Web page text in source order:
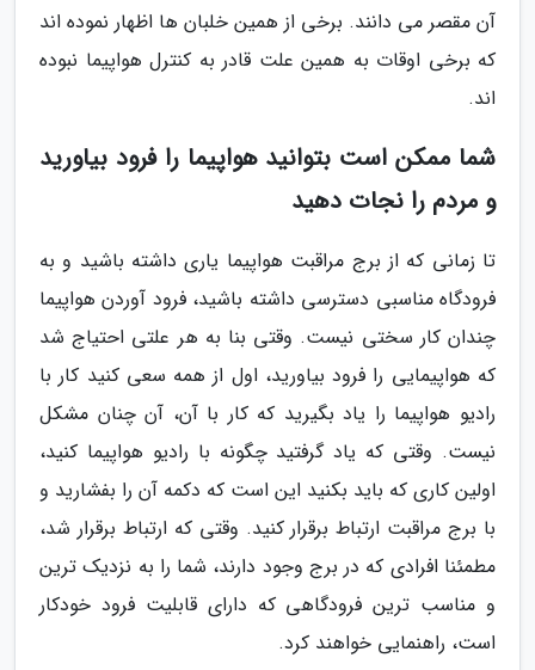
آن مقصر می دانند. برخی از همین خلبان ها اظهار نموده اند
که برخی اوقات به همین علت قادر به کنترل هواپیما نبوده
اند.
شما ممکن است بتوانید هواپیما را فرود بیاورید
و مردم را نجات دهید
تا زمانی که از برج مراقبت هواپیما یاری داشته باشید و به
فرودگاه مناسبی دسترسی داشته باشید، فرود آوردن هواپیما
چندان کار سختی نیست. وقتی بنا به هر علتی احتیاج شد
که هواپیمایی را فرود بیاورید، اول از همه سعی کنید کار با
رادیو هواپیما را یاد بگیرید که کار با آن، آن چنان مشکل
نیست. وقتی که یاد گرفتید چگونه با رادیو هواپیما کنید،
اولین کاری که باید بکنید این است که دکمه آن را بفشارید و
با برج مراقبت ارتباط برقرار کنید. وقتی که ارتباط برقرار شد،
مطمئنا افرادی که در برج وجود دارند، شما را به نزدیک ترین
و مناسب ترین فرودگاهی که دارای قابلیت فرود خودکار
است، راهنمایی خواهند کرد.